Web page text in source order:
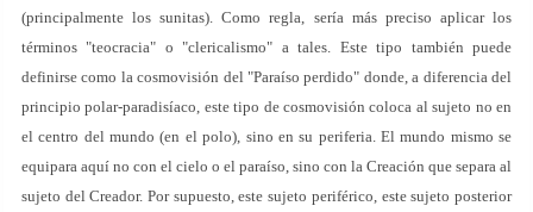
(principalmente los sunitas). Como regla, sería más preciso aplicar los
términos "teocracia" o "clericalismo" a tales. Este tipo también puede
definirse como la cosmovisión del "Paraíso perdido" donde, a diferencia del
principio polar-paradisíaco, este tipo de cosmovisión coloca al sujeto no en
el centro del mundo (en el polo), sino en su periferia. El mundo mismo se
equipara aquí no con el cielo o el paraíso, sino con la Creación que separa al
sujeto del Creador. Por supuesto, este sujeto periférico, este sujeto posterior